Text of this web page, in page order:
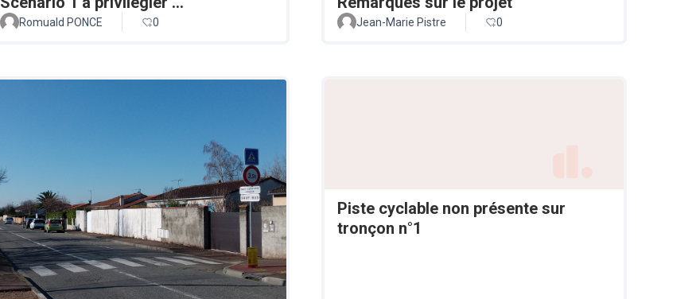
Romuald PONCE 0 Jean-Marie Pistre 0
Piste cyclable non présente sur
tronçon n°1